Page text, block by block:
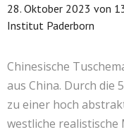
Kultur文化
Business商业
Kontakt 联系我们
28. Oktober 2023 von
Institut Paderborn
Chinesische
aus China. Durch die
zu einer hoch
westliche realistische